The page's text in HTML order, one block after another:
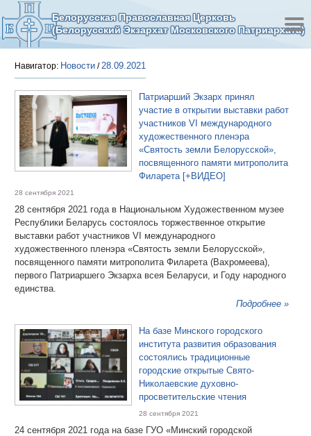
Белорусская Православная Церковь
(Белорусский Экзархат Московского Патриархата)
Навигатор: Новости /28.09.2021
Патриарший Экзарх принял
участие в открытии выставки работ
участников VI международного
художественного пленэра
«Святость земли Белорусской»,
посвященного памяти митрополита
Филарета [+ВИДЕО]
28 сентября 2021
28 сентября 2021 года в Национальном Художественном музее
Республики Беларусь состоялось торжественное открытие
выставки работ участников VI международного
художественного пленэра «Святость земли Белорусской»,
посвященного памяти митрополита Филарета (Вахромеева),
первого Патриаршего Экзарха всея Беларуси, и Году народного
единства.
Подробнее »
На базе Минского городского
института развития образования
состоялись традиционные
городские открытые Свято-
Николаевские духовно-
просветительские чтения
28 сентября 2021
24 сентября 2021 года на базе ГУО «Минский городской